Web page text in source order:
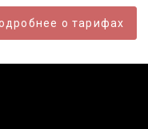
о тарифах